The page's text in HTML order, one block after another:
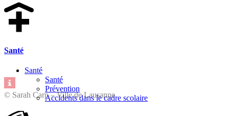
© Sarah Carp – Ville de Lausanne
Santé
Santé
Santé
Prévention
Accidents dans le cadre scolaire